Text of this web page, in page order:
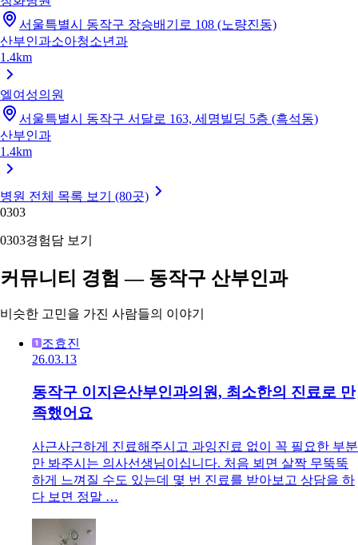
서울특별시 동작구 장승배기로 108 (노량진동)
산부인과소아청소년과
1.4km
엘여성의원
서울특별시 동작구 서달로 163, 세명빌딩 5층 (흑석동)
산부인과
1.4km
병원 전체 목록 보기 (80곳)
0303
0303경험담 보기
커뮤니티 경험 — 동작구 산부인과
비슷한 고민을 가진 사람들의 이야기
조효진
26.03.13
동작구 이지은산부인과의원, 최소한의 진료로 만
족했어요
사근사근하게 진료해주시고 과잉진료 없이 꼭 필요한 부분
만 봐주시는 의사선생님이십니다. 처음 뵈면 살짝 무뚝뚝
하게 느껴질 수도 있는데 몇 번 진료를 받아보고 상담을 하
다 보면 정말 …